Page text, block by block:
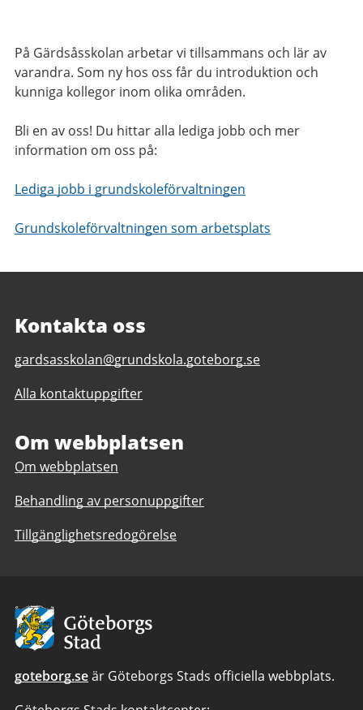
På Gärdsåsskolan arbetar vi tillsammans och lär av
varandra. Som ny hos oss får du introduktion och
kunniga kollegor inom olika områden.
Bli en av oss! Du hittar alla lediga jobb och mer
information om oss på:
Lediga jobb i grundskoleförvaltningen
Grundskoleförvaltningen som arbetsplats
Kontakta oss
E-
till
F-
anpassad
grundskola
9
gardsasskolan@grundskola.goteborg.se
Alla kontaktuppgifter
Om webbplatsen
Om webbplatsen
Behandling av personuppgifter
Tillgänglighetsredogörelse
Avsändare:
Göteborgs
Stad
goteborg.seär Göteborgs Stads officiella webbplats.